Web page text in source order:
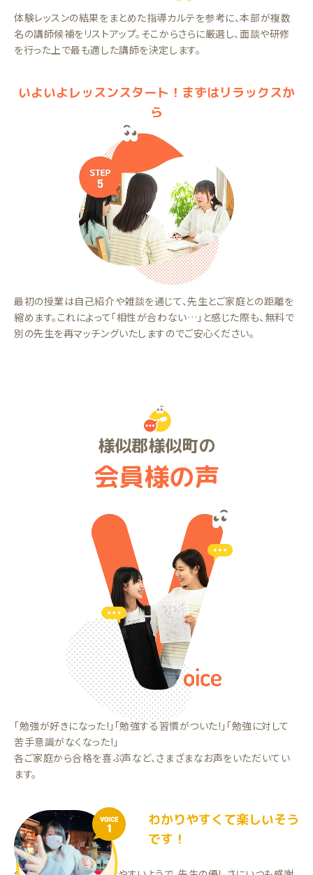
体験レッスンの結果をまとめた指導カルテを参考に、本部が複数
名の講師候補をリストアップ。そこからさらに厳選し、面談や研修
を行った上で最も適した講師を決定します。
いよいよレッスンスタート！まずはリラックスか
ら
最初の授業は自己紹介や雑談を通じて、先生とご家庭との距離を
縮めます。これによって「相性が合わない…」と感じた際も、無料で
別の先生を再マッチングいたしますのでご安心ください。
様似郡様似町の
会員様の声
「勉強が好きになった!」「勉強する習慣がついた!」「勉強に対して
苦手意識がなくなった!」
各ご家庭から合格を喜ぶ声など、さまざまなお声をいただいてい
ます。
VOICE
1
わかりやすくて楽しいそう
です！